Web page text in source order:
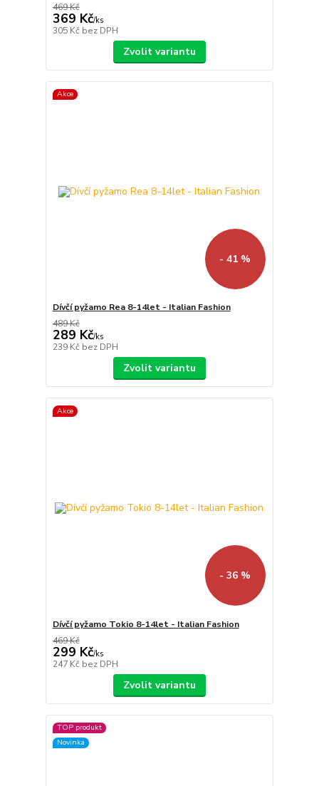
469 Kč
369 Kč/ks
305 Kč bez DPH
Zvolit variantu
Akce
- 41 %
Dívčí pyžamo Rea 8-14let - Italian Fashion
489 Kč
289 Kč/ks
239 Kč bez DPH
Zvolit variantu
Akce
- 36 %
Dívčí pyžamo Tokio 8-14let - Italian Fashion
469 Kč
299 Kč/ks
247 Kč bez DPH
Zvolit variantu
TOP produkt
Novinka